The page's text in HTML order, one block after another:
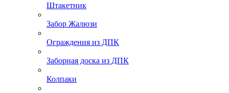
Штакетник
Забор Жалюзи
Ограждения из ДПК
Заборная доска из ДПК
Колпаки